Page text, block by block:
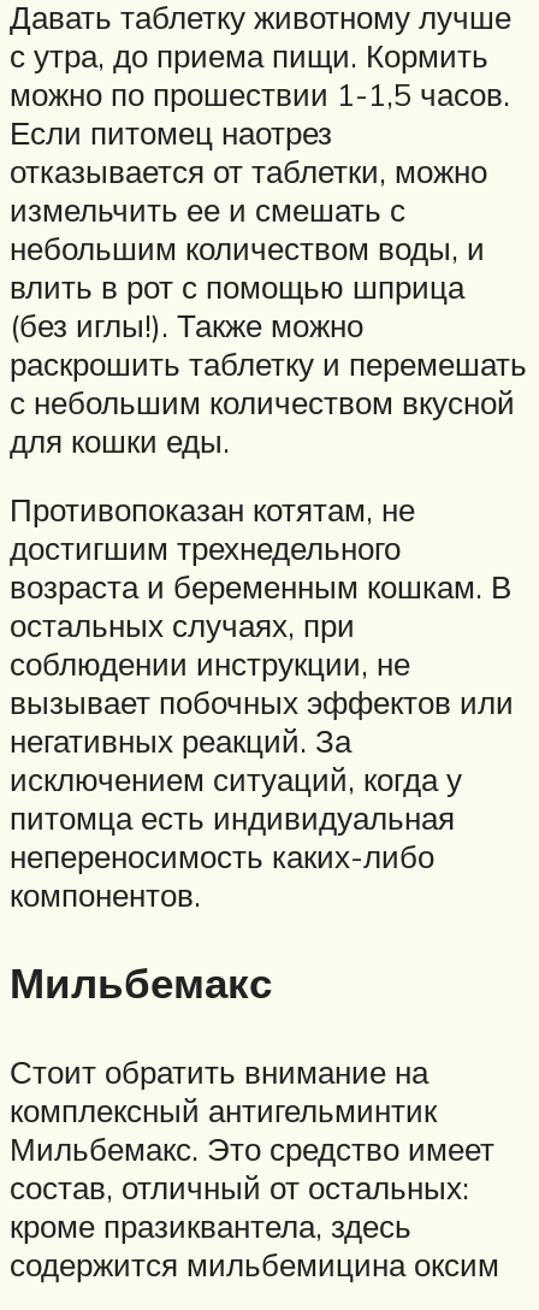
Давать таблетку животному лучше
с утра, до приема пищи. Кормить
можно по прошествии 1-1,5 часов.
Если питомец наотрез
отказывается от таблетки, можно
измельчить ее и смешать с
небольшим количеством воды, и
влить в рот с помощью шприца
(без иглы!). Также можно
раскрошить таблетку и перемешать
с небольшим количеством вкусной
для кошки еды.
Противопоказан котятам, не
достигшим трехнедельного
возраста и беременным кошкам. В
остальных случаях, при
соблюдении инструкции, не
вызывает побочных эффектов или
негативных реакций. За
исключением ситуаций, когда у
питомца есть индивидуальная
непереносимость каких-либо
компонентов.
Мильбемакс
Стоит обратить внимание на
комплексный антигельминтик
Мильбемакс. Это средство имеет
состав, отличный от остальных:
кроме празиквантела, здесь
содержится мильбемицина оксим